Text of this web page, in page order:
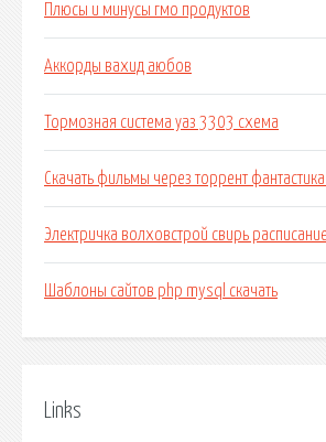
Плюсы и минусы гмо продуктов
Аккорды вахид аюбов
Тормозная система уаз 3303 схема
Скачать фильмы через торрент
Электричка волховстрой свирь расписание
Шаблоны сайтов php mysql скачать
Links